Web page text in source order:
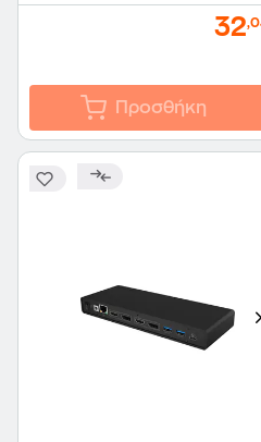
32
Προσθήκη